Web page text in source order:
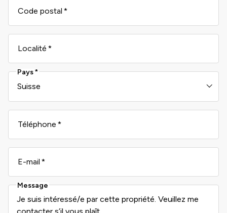
Code postal
Localité
Pays
Téléphone
E-mail
Message